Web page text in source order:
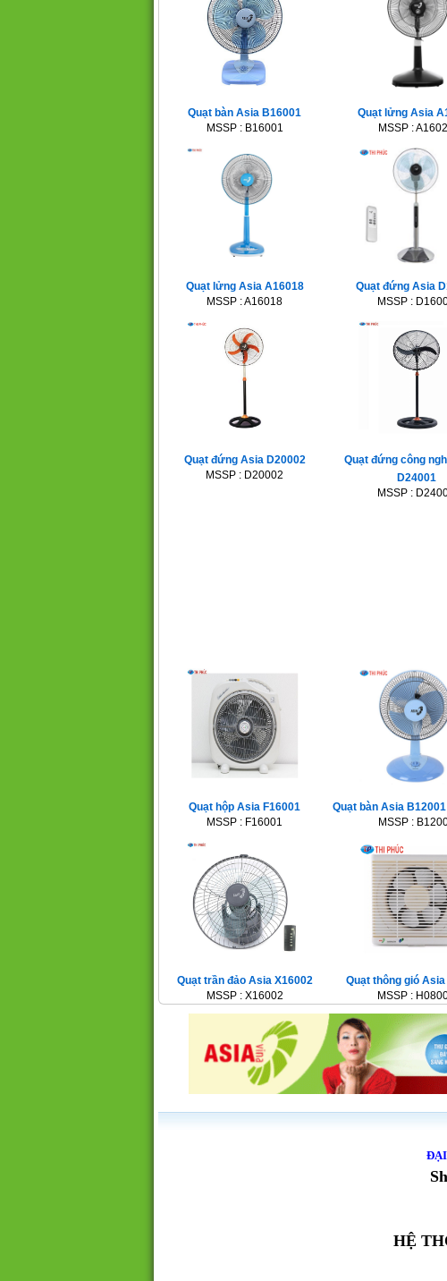
Quạt bàn Asia B16001
MSSP : B16001
Quạt lửng Asia
MSSP :
Quạt lửng Asia A16018
MSSP : A16018
Quạt đứng Asia
MSSP :
Quạt đứng Asia D20002
MSSP : D20002
Quạt đứng công
D24001
MSSP :
Quạt hộp Asia F16001
MSSP : F16001
Quạt bàn Asia
MSSP :
Quạt trần đảo Asia X16002
MSSP : X16002
Quạt thông gió
MSSP :
ĐẠI
HỆ